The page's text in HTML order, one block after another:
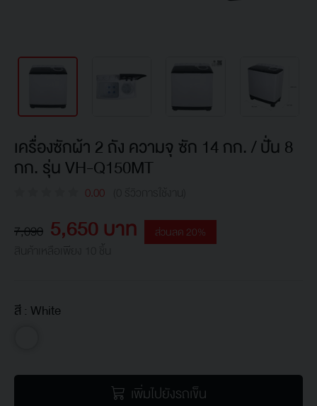
เครื่องซักผ้า 2 ถัง ความจุ ซัก 14 กก. / ปั่น 8
กก. รุ่น VH-Q150MT
0.00
7,090 5,650 บาท ส่วนลด 20%
สี : White
เพิ่มไปยังรถเข็น